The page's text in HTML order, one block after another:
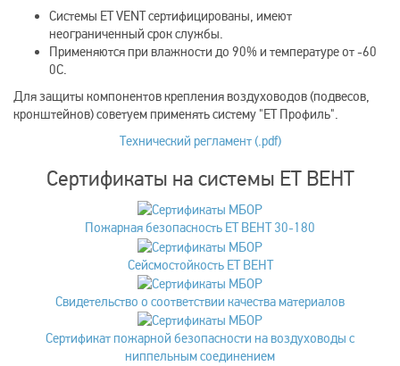
Системы ET VENT сертифицированы, имеют
неограниченный срок службы.
Применяются при влажности до 90% и температуре от -60
0C.
Для защиты компонентов крепления воздуховодов (подвесов,
кронштейнов) советуем применять систему "ЕТ Профиль".
Технический регламент (.pdf)
Сертификаты на системы ET ВЕНТ
Пожарная безопасность ET ВЕНТ 30-180
Сейсмостойкость ЕТ ВЕНТ
Свидетельство о соответствии качества материалов
Сертификат пожарной безопасности на воздуховоды с
ниппельным соединением